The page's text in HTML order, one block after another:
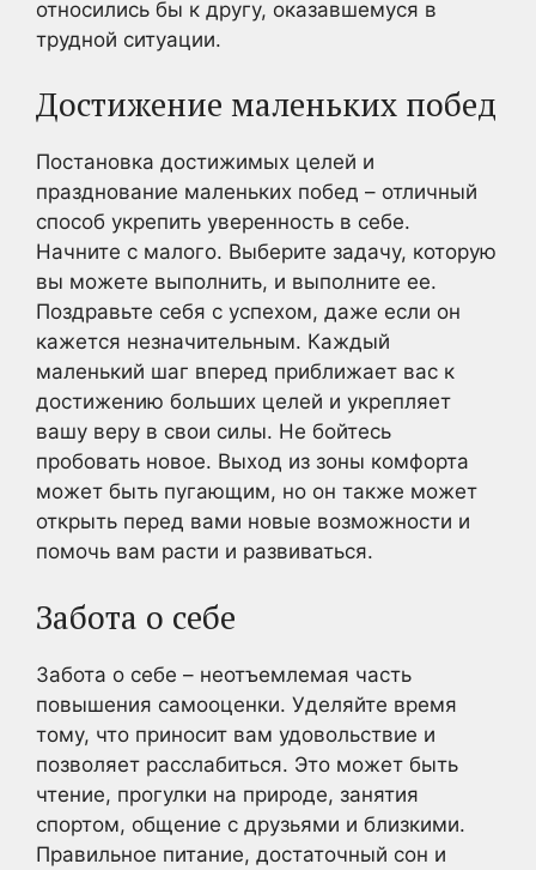
относились бы к другу, оказавшемуся в
трудной ситуации.
Достижение маленьких побед
Постановка достижимых целей и
празднование маленьких побед – отличный
способ укрепить уверенность в себе.
Начните с малого. Выберите задачу, которую
вы можете выполнить, и выполните ее.
Поздравьте себя с успехом, даже если он
кажется незначительным. Каждый
маленький шаг вперед приближает вас к
достижению больших целей и укрепляет
вашу веру в свои силы. Не бойтесь
пробовать новое. Выход из зоны комфорта
может быть пугающим, но он также может
открыть перед вами новые возможности и
помочь вам расти и развиваться.
Забота о себе
Забота о себе – неотъемлемая часть
повышения самооценки. Уделяйте время
тому, что приносит вам удовольствие и
позволяет расслабиться. Это может быть
чтение, прогулки на природе, занятия
спортом, общение с друзьями и близкими.
Правильное питание, достаточный сон и